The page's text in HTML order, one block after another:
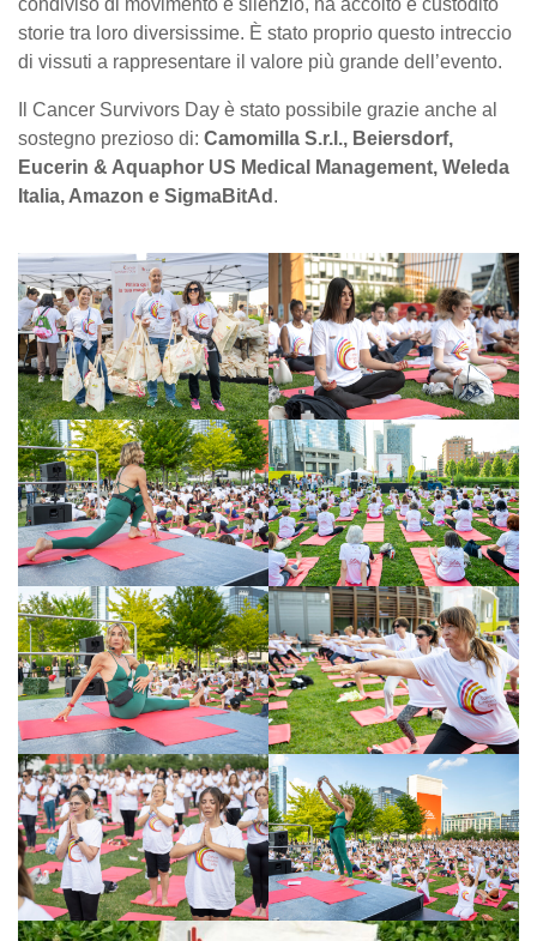
storie tra loro diversissime. È stato proprio questo intreccio
di vissuti a rappresentare il valore più grande dell’evento.
Il Cancer Survivors Day è stato possibile grazie anche al
sostegno prezioso di: Camomilla S.r.l., Beiersdorf,
Eucerin & Aquaphor US Medical Management, Weleda
Italia, Amazon e SigmaBitAd .